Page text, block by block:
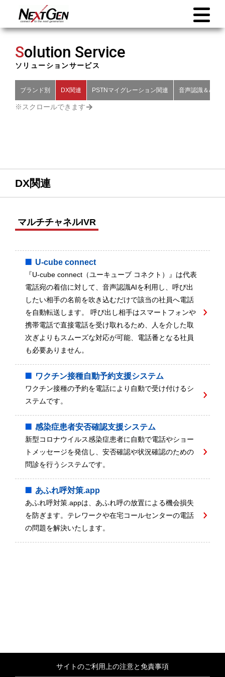
Solution Service
ソリューションサービス
ブランド別 DX関連 PSTNマイグレーション関連 音声認識＆AI関
DX関連
マルチチャネルIVR
U-cube connect
『U-cube connect（ユーキューブ コネクト）』は代表
電話宛の着信に対して、音声認識AIを利用し、呼び出
したい相手の名前を吹き込むだけで該当の社員へ電話
を自動転送します。 呼び出し相手はスマートフォンや
携帯電話で直接電話を受け取れるため、人を介した取
次ぎよりもスムーズな対応が可能、電話番となる社員
も必要ありません。
ワクチン接種自動予約支援システム
ワクチン接種の予約を電話により自動で受け付けるシ
ステムです。
感染症患者安否確認支援システム
新型コロナウイルス感染症患者に自動で電話やショー
トメッセージを発信し、安否確認や状況確認のための
問診を行うシステムです。
あふれ呼対策.app
あふれ呼対策.appは、あふれ呼の放置による機会損失
を防ぎます。テレワークや在宅コールセンターの電話
の問題を解決いたします。
サイトのご利用上の注意と免責事項